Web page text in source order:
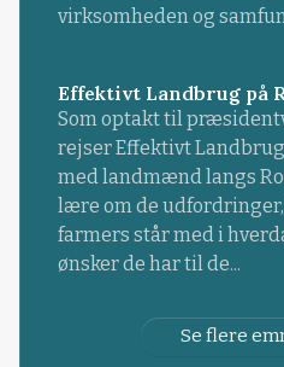
virksomheden og
Effektivt Landbrug på
Som optakt til
rejser Effektivt
med landmænd langs
lære om de
farmers står med i
ønsker de har til de...
Se flere